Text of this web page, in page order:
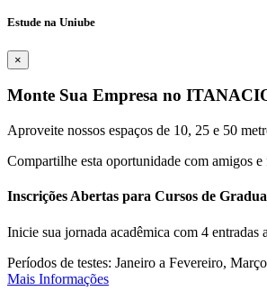
Estude na Uniube
×
Monte Sua Empresa no
Aproveite nossos espaços de 10, 25 e 50
Compartilhe esta oportunidade com amigos e
Inscrições Abertas para Cursos de
Inicie sua jornada acadêmica com 4
Períodos de testes: Janeiro a Fevereiro,
Mais Informações